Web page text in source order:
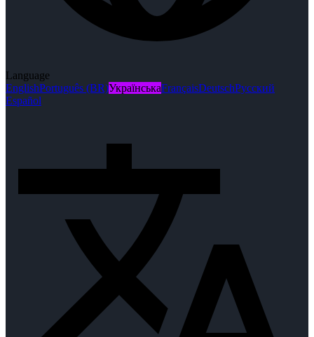
Language
EnglishPortuguês (BR)УкраїнськаFrançaisDeutschРусский
Español